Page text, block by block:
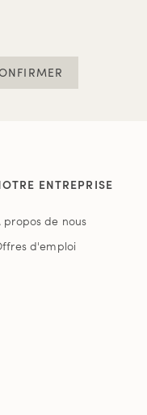
ENTREPRISE
propos de nous
d'emploi